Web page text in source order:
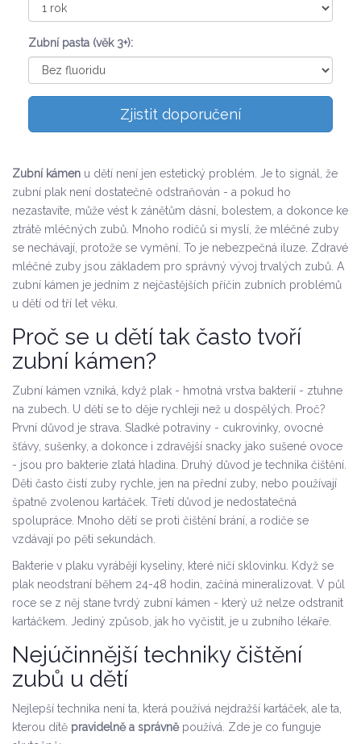
Zubní pasta (věk 3+):
Zjistit doporučení
Zubní kámen u dětí není jen estetický problém. Je to signál, že
zubní plak není dostatečně odstraňován - a pokud ho
nezastavíte, může vést k zánětům dásní, bolestem, a dokonce ke
ztrátě mléčných zubů. Mnoho rodičů si myslí, že mléčné zuby
se nechávají, protože se vymění. To je nebezpečná iluze. Zdravé
mléčné zuby jsou základem pro správný vývoj trvalých zubů. A
zubní kámen je jedním z nejčastějších příčin zubních problémů
u dětí od tří let věku.
Proč se u dětí tak často tvoří
zubní kámen?
Zubní kámen vzniká, když plak - hmotná vrstva bakterií - ztuhne
na zubech. U dětí se to děje rychleji než u dospělých. Proč?
První důvod je strava. Sladké potraviny - cukrovinky, ovocné
šťávy, sušenky, a dokonce i zdravější snacky jako sušené ovoce
- jsou pro bakterie zlatá hladina. Druhý důvod je technika čištění.
Děti často čistí zuby rychle, jen na přední zuby, nebo používají
špatně zvolenou kartáček. Třetí důvod je nedostatečná
spolupráce. Mnoho dětí se proti čištění brání, a rodiče se
vzdávají po pěti sekundách.
Bakterie v plaku vyrábějí kyseliny, které ničí sklovinku. Když se
plak neodstraní během 24-48 hodin, začíná mineralizovat. V půl
roce se z něj stane tvrdý zubní kámen - který už nelze odstranit
kartáčkem. Jediný způsob, jak ho vyčistit, je u zubního lékaře.
Nejúčinnější techniky čištění
zubů u dětí
Nejlepší technika není ta, která používá nejdražší kartáček, ale ta,
kterou dítě pravidelně a správněpoužívá. Zde je co funguje